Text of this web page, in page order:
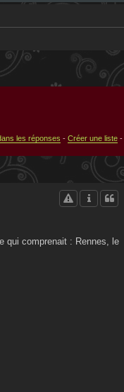
les réponses - Créer une liste -
qui comprenait : Rennes, le